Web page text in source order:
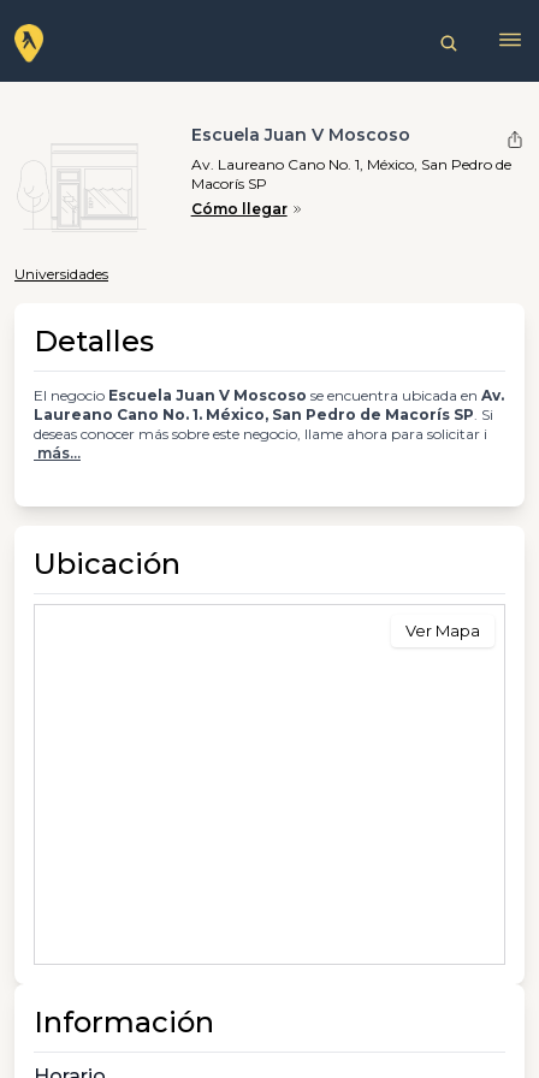
Escuela Juan V Moscoso
Av. Laureano Cano No. 1, México, San Pedro de
Macorís SP
Cómo llegar
Universidades
Detalles
El negocio Escuela Juan V Moscoso se encuentra ubicada en Av.
Laureano Cano No. 1. México, San Pedro de Macorís SP. Si
deseas conocer más sobre este negocio, llame ahora para solicitar i
más...
Ubicación
Ver Mapa
Información